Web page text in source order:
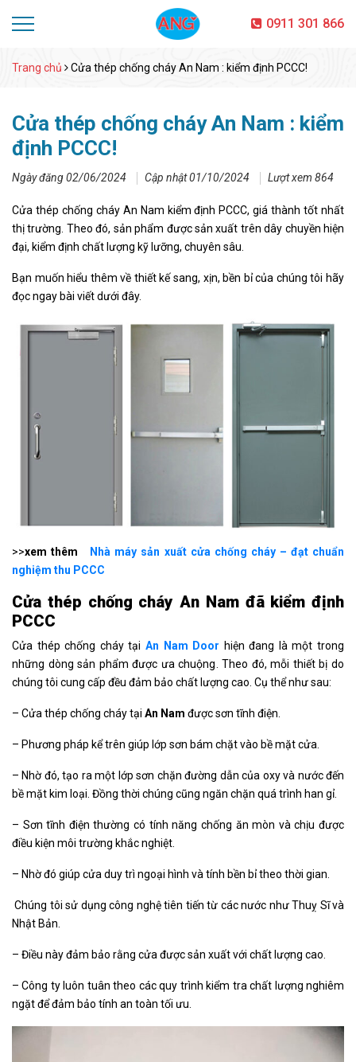
0911 301 866
Trang chủ Cửa thép chống cháy An Nam : kiểm định PCCC!
Cửa thép chống cháy An Nam : kiểm
định PCCC!
Ngày đăng 02/06/2024 Cập nhật 01/10/2024 Lượt xem 864
Cửa thép chống cháy An Nam kiểm định PCCC, giá thành tốt nhất
thị trường. Theo đó, sản phẩm được sản xuất trên dây chuyền hiện
đại, kiểm định chất lượng kỹ lưỡng, chuyên sâu.
Bạn muốn hiểu thêm về thiết kế sang, xịn, bền bỉ của chúng tôi hãy
đọc ngay bài viết dưới đây.
>>xem thêm
Nhà máy sản xuất cửa chống cháy – đạt chuẩn
nghiệm thu PCCC
Cửa thép chống cháy An Nam đã kiểm định
PCCC
Cửa thép chống cháy tại An Nam Door hiện đang là một trong
những dòng sản phẩm được ưa chuộng. Theo đó, mỗi thiết bị do
chúng tôi cung cấp đều đảm bảo chất lượng cao. Cụ thể như sau:
– Cửa thép chống cháy tại An Nam được sơn tĩnh điện.
– Phương pháp kể trên giúp lớp sơn bám chặt vào bề mặt cửa.
– Nhờ đó, tạo ra một lớp sơn chặn đường dẫn của oxy và nước đến
bề mặt kim loại. Đồng thời chúng cũng ngăn chặn quá trình han gỉ.
– Sơn tĩnh điện thường có tính năng chống ăn mòn và chịu được
điều kiện môi trường khắc nghiệt.
– Nhờ đó giúp cửa duy trì ngoại hình và tính bền bỉ theo thời gian.
Chúng tôi sử dụng công nghệ tiên tiến từ các nước như Thuỵ Sĩ và
Nhật Bản.
– Điều này đảm bảo rằng cửa được sản xuất với chất lượng cao.
– Công ty luôn tuân theo các quy trình kiểm tra chất lượng nghiêm
ngặt để đảm bảo tính an toàn tối ưu.